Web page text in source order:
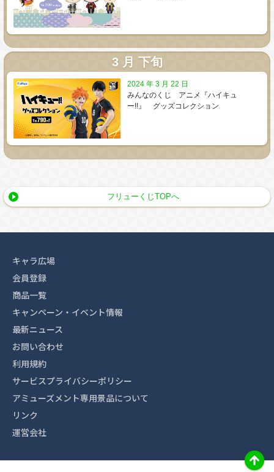
3 月 下旬
2024 年 3 月 22 日
みんなのくじ アニメ『ハイキュ
ー!!』 グッズコレクション
フリューくじTOPへ
キャラ広場
会員登録
商品一覧
キャンペーン・イベント情報
最新ニュース
お問い合わせ
利用規約
サービスプライバシーポリシー
アミューズメント専用景品について
リンク
運営会社